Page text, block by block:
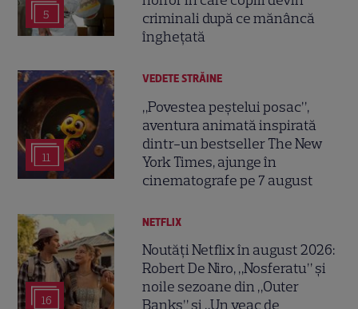
5
criminali după ce mănâncă
înghețată
11
VEDETE STRĂINE
„Povestea peștelui posac”,
aventura animată inspirată
dintr-un bestseller The New
York Times, ajunge în
cinematografe pe 7 august
16
NETFLIX
Noutăți Netflix în august 2026:
Robert De Niro, „Nosferatu” și
noile sezoane din „Outer
Banks” și „Un veac de